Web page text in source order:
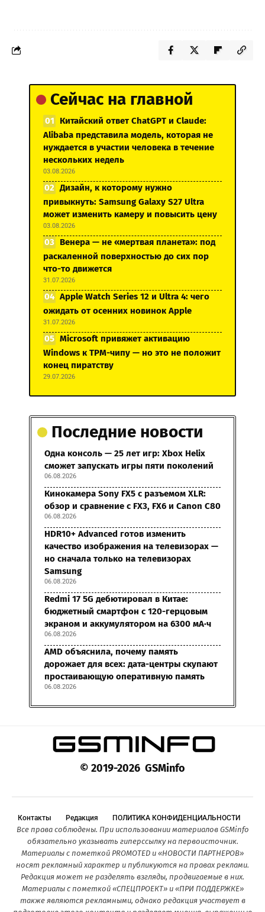
Сейчас на главной
Китайский ответ ChatGPT и Claude:
Alibaba представила модель, которая не
нуждается в участии человека в течение
нескольких недель
03.08.2026
Дизайн, к которому нужно
привыкнуть: Samsung Galaxy S27 Ultra
может изменить камеру и повысить цену
03.08.2026
Венера — не «мертвая планета»: под
раскаленной поверхностью до сих пор
что-то движется
31.07.2026
Apple Watch Series 12 и Ultra 4: чего
ожидать от осенних новинок Apple
31.07.2026
Microsoft привяжет активацию
Windows к TPM-чипу — но это не положит
конец пиратству
29.07.2026
Последние новости
Одна консоль — 25 лет игр: Xbox Helix
сможет запускать игры пяти поколений
06.08.2026
Кинокамера Sony FX5 с разъемом XLR:
обзор и сравнение с FX3, FX6 и Canon C80
06.08.2026
HDR10+ Advanced готов изменить
качество изображения на телевизорах —
но сначала только на телевизорах
Samsung
06.08.2026
Redmi 17 5G дебютировал в Китае:
бюджетный смартфон с 120-герцовым
экраном и аккумулятором на 6300 мА·ч
06.08.2026
AMD объяснила, почему память
дорожает для всех: дата-центры скупают
простаивающую оперативную память
06.08.2026
© 2019-2026 GSMinfo
Контакты Редакция ПОЛИТИКА КОНФИДЕНЦИАЛЬНОСТИ
Все права соблюдены. При использовании материалов GSMinfo
обязательно указывать гиперссылку на первоисточник.
Материалы с пометкой PROMOTED и «НОВОСТИ ПАРТНЕРОВ»
носят рекламный характер и публикуются на правах реклами.
Редакция может не разделять взгляды, продвигаемые в них.
Материалы с пометкой «СПЕЦПРОЕКТ» и «ПРИ ПОДДЕРЖКЕ»
также являются рекламными, однако редакция участвует в